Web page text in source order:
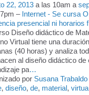
22, 2013 a las 10am a
– Internet - Se cursa
presencial ni horarios
Diseño didáctico de
Virtual tiene una
(40 horas) y analiza
al diseño didáctico de
pa…
por Susana Trabaldo
, diseño, de, material,